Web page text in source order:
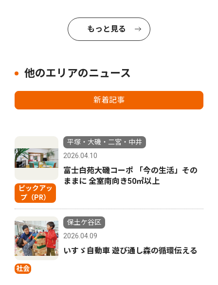
もっと見る
他のエリアのニュース
新着記事
ピックアッ
プ（PR）
平塚・大磯・二宮・中井
2026.04.10
富士白苑大磯コーポ 「今の生活」その
ままに 全室南向き50㎡以上
社会
保土ケ谷区
2026.04.09
いすゞ自動車 遊び通し森の循環伝える